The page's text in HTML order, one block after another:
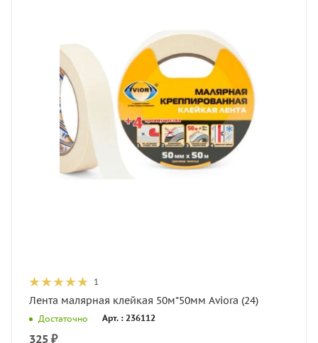
1
Лента малярная клейкая 50м*50мм Aviora (24)
Достаточно Арт. : 236112
325 ₽